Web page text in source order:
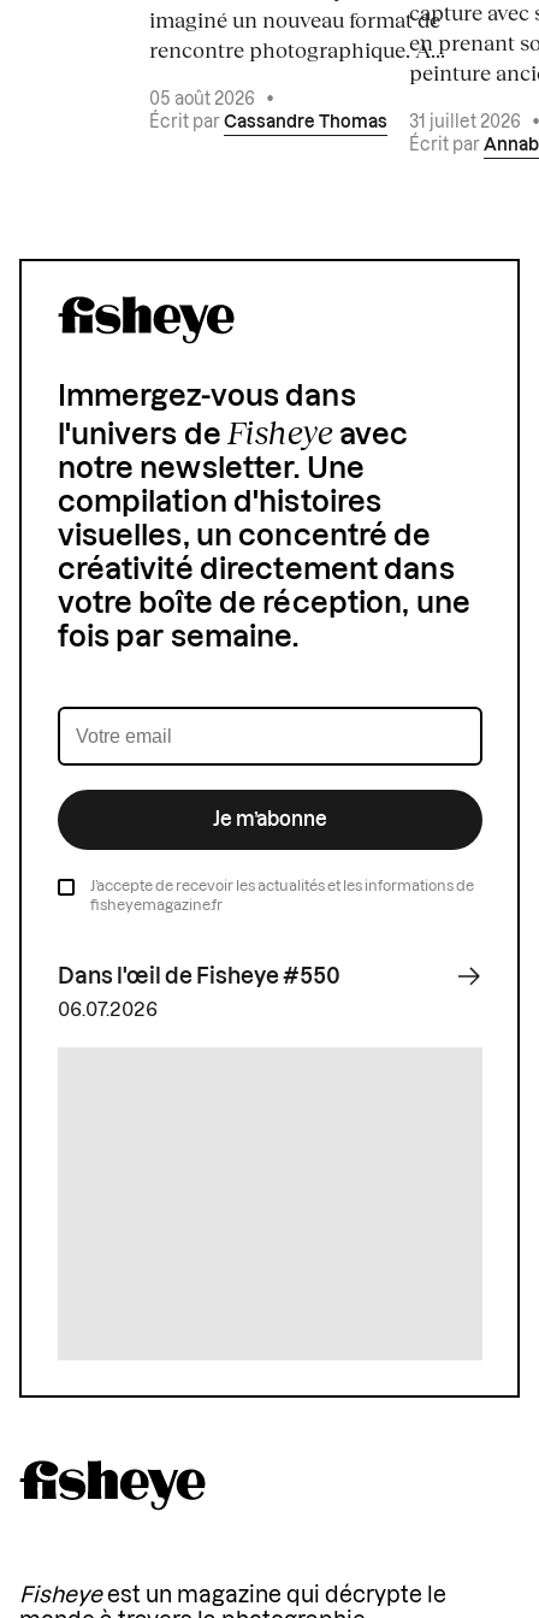
imaginé un nouveau format de
rencontre photographique. À...
05 août 2026
•
Écrit par Cassandre Thomas
capture avec
en prenant
peinture
31 juillet 2026
Écrit par
Immergez-vous dans
l'univers deFisheyeavec
notre newsletter. Une
compilation d'histoires
visuelles, un concentré de
créativité directement dans
votre boîte de réception, une
fois par semaine.
Je m’abonne
J’accepte de recevoir les actualités et les informations de
fisheyemagazine.fr
Dans l'œil de Fisheye #550
06.07.2026
Fisheyeest un magazine qui décrypte le